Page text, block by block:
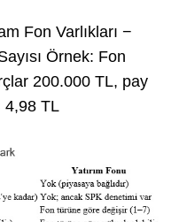
Fon Varlıkları −
Örnek: Fon
200.000 TL, pay
4,98 TL